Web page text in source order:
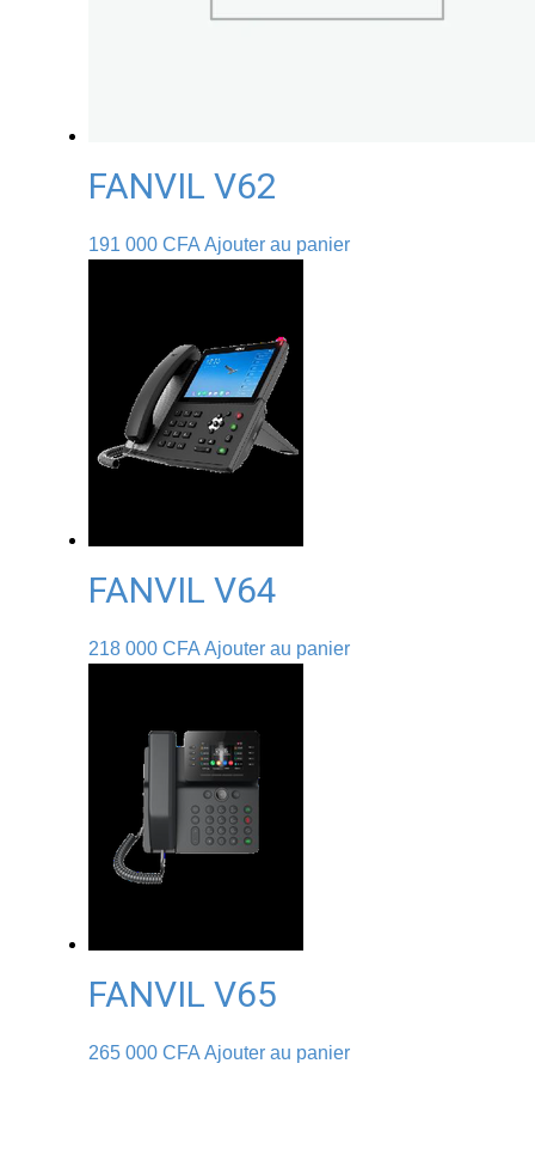
FANVIL V62
191 000CFA Ajouter au panier
FANVIL V64
218 000CFA Ajouter au panier
FANVIL V65
265 000CFA Ajouter au panier